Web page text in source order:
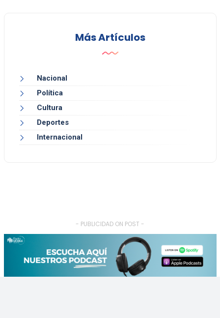
Más Artículos
Nacional
Política
Cultura
Deportes
Internacional
- PUBLICIDAD ON POST -